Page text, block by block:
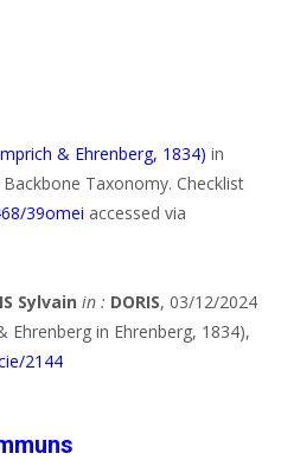
& Ehrenberg, 1834) in
Taxonomy. Checklist
39omei accessed via
Sylvain in : DORIS, 03/12/2024
Ehrenberg in Ehrenberg, 1834),
2144